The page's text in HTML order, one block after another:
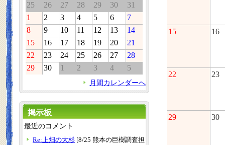
15 16
22 23
29 30
25
26 27 28 29 30
31
1
2 3 4 5 6
7
8
9 10 11 12 13
14
15
16 17 18 19 20
21
22
23 24 25 26 27
28
29
30 1 2 3 4 5
月間カレンダーへ
掲示板
最近のコメント
Re:上畑の大杉 [8/25 熊本の巨樹調査担